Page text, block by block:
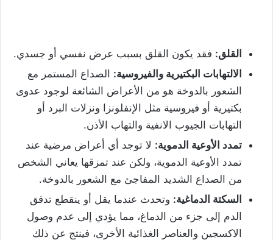
القلق: فقد يكون القلق بسبب عرض نفسي أو جسدي.
الالتهابات البكتيرية والفيروسية: الصداع المستمر مع
الشعور بالدوخة هو من الأعراض الشائعة لوجود عدوى
بكتيرية أو فيروسية مثل الإنفلونزا ونزلات البرد أو
التهابات الجيوب الانفية والتهاب الأذن.
تمدد الأوعية الدموية: لا توجد أي أعراض مرضية عند
تمدد الأوعية الدموية، ولكن عند تمزقها يعاني الشخص
من الصداع الشديد المفاجئ مع الشعور بالدوخة.
السكتة الدماغية: وتحدث عندما يقل أو ينقطع تدفق
الدم إلى جزء من الدماغ، مما يؤدي إلى عدم وصول
الاكسجين والعناصر الغذائية الأخرى، فينتج عن ذلك